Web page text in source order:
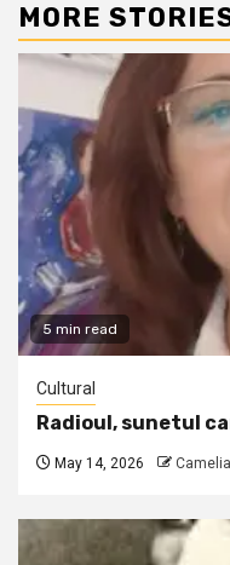
MORE
5 min read
Cultural
Radioul, sunetul
May 14, 2026